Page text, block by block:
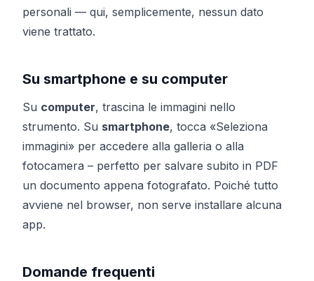
personali — qui, semplicemente, nessun dato
viene trattato.
Su smartphone e su computer
Su computer, trascina le immagini nello
strumento. Su smartphone, tocca «Seleziona
immagini» per accedere alla galleria o alla
fotocamera – perfetto per salvare subito in PDF
un documento appena fotografato. Poiché tutto
avviene nel browser, non serve installare alcuna
app.
Domande frequenti